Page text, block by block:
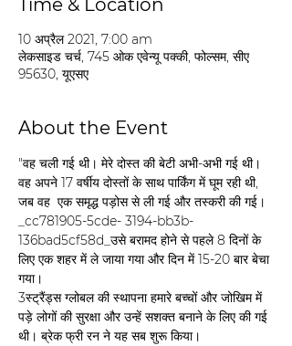
Time & Location
10 अप्रैल 2021, 7:00 am
लेकसाइड चर्च, 745 ओक एवेन्यू पक्की, फोल्सम, सीए
95630, यूएसए
About the Event
"वह चली गई थी। मेरे दोस्त की बेटी अभी-अभी गई थी।
वह अपने 17 वर्षीय दोस्तों के साथ पार्किंग में घूम रही थी,
जब वह  एक समृद्ध पड़ोस से ली गई और तस्करी की गई।
_cc781905-5cde- 3194-bb3b-
136bad5cf58d_उसे बरामद होने से पहले 8 दिनों के
लिए एक शहर में ले जाया गया और दिन में 15-20 बार बेचा
गया।
3स्ट्रैंड्स ग्लोबल की स्थापना हमारे बच्चों और जोखिम में
पड़े लोगों की सुरक्षा और उन्हें सशक्त बनाने के लिए की गई
थी। ब्रेक फ्री रन ने यह सब शुरू किया।